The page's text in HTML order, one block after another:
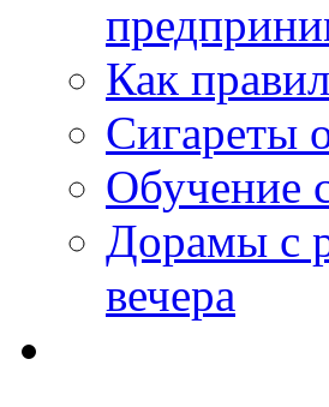
Как
Сигареты
Обучение
Дорамы с
вечера